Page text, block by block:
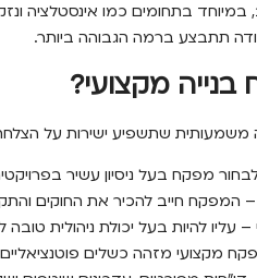
במיוחד בתחומים כמו אינסטלציה
תתבצע ברמה הגבוהה ביותר.
מקצועי?
שתשפיע ישירות על
מפקח בעל ניסיון עשיר
– המפקח חייב להכיר את החוקים
– עליו להיות בעל יכולת ניהולית
מקצועי מזהה כשלים